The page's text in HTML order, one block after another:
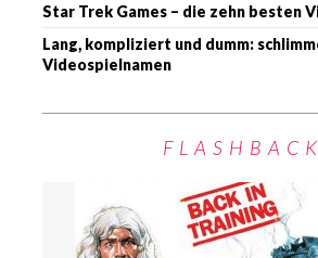
Star Trek Games – die zehn besten
Lang, kompliziert und dumm:
Videospielnamen
FLASHBACK